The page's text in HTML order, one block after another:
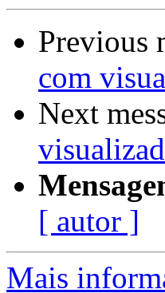
Previous
com
Next
[ autor ]
Mais